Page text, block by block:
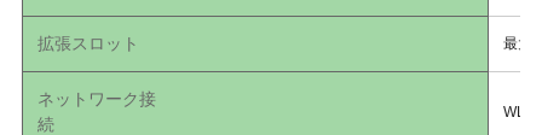
拡張スロット 最大
ネットワーク接
続